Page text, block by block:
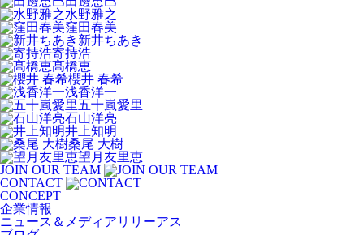
水野雅之
窪田春美
新井ちあき
寄持浩
髙橋恵
櫻井 春希
浅香洋一
五十嵐愛里
石山洋亮
井上知明
桑尾 大樹
望月友里恵
JOIN OUR TEAM
CONTACT
CONCEPT
企業情報
ニュース＆メディアリリーアス